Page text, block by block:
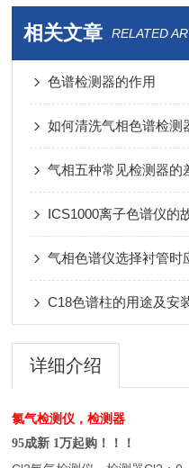
相关文章 RELATED
色谱检测器的作用
如何清洗气相色谱检测
气相五种常见检测器的
ICS1000离子色谱仪的
气相色谱仪选择衬管时
C18色谱柱的用途及安
详细介绍
氯气检测仪，检测器
95成新 1万起购！！！